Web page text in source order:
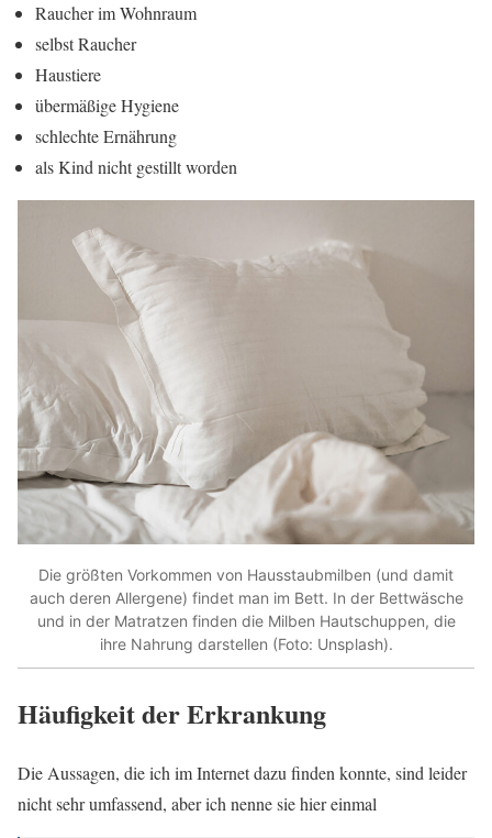
Raucher im Wohnraum
selbst Raucher
Haustiere
übermäßige Hygiene
schlechte Ernährung
als Kind nicht gestillt worden
Die größten Vorkommen von Hausstaubmilben (und damit
auch deren Allergene) findet man im Bett. In der Bettwäsche
und in der Matratzen finden die Milben Hautschuppen, die
ihre Nahrung darstellen (Foto: Unsplash).
Häufigkeit der Erkrankung
Die Aussagen, die ich im Internet dazu finden konnte, sind leider
nicht sehr umfassend, aber ich nenne sie hier einmal